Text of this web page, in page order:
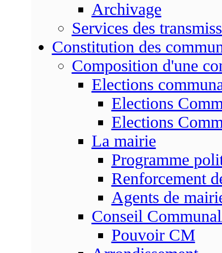
Archivage
Services des
Constitution des
Composition d'une
Elections
Elections
Elections
La mairie
Programme
Renforcement
Agents de
Conseil
Pouvoir CM